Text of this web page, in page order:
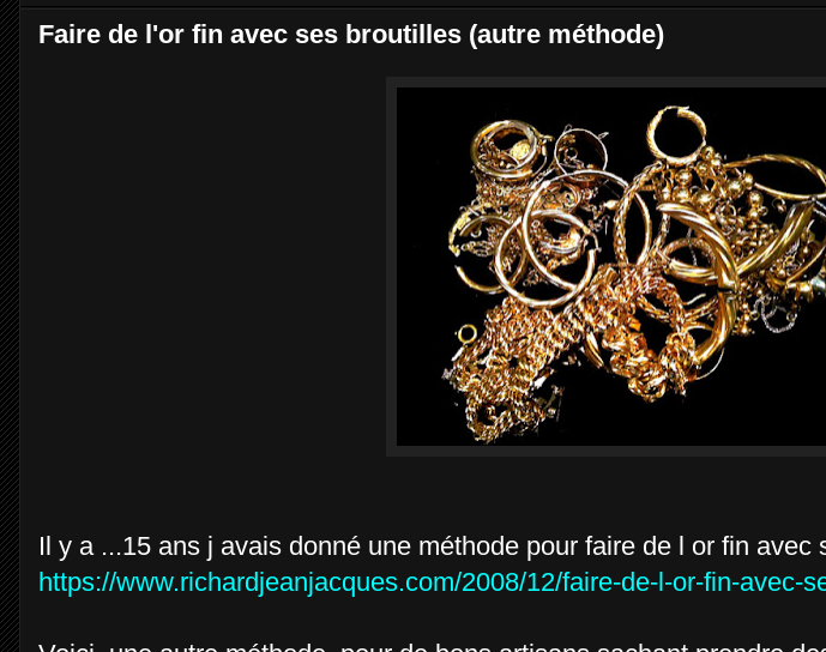
Faire de l'or fin avec ses broutilles (autre méthode)
Il y a ...15 ans j avais donné une méthode pour faire de l or fin avec
https://www.richardjeanjacques.com/2008/12/faire-de-l-or-fin-avec-